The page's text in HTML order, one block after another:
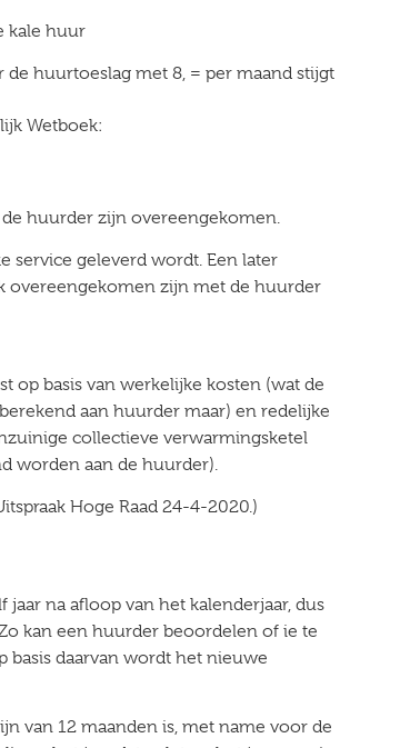
kale huur
de huurtoeslag met 8, = per maand stijgt
Wetboek:
huurder zijn overeengekomen.
service geleverd wordt. Een later
overeengekomen zijn met de huurder
op basis van werkelijke kosten (wat de
aan huurder maar) en redelijke
collectieve verwarmingsketel
worden aan de huurder).
Hoge Raad 24-4-2020.)
na afloop van het kalenderjaar, dus
kan een huurder beoordelen of ie te
basis daarvan wordt het nieuwe
van 12 maanden is, met name voor de